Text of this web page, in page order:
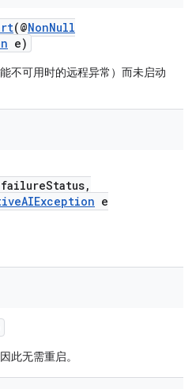
(@NonNull
e)
不可用时的远程异常）而未启动
failureStatus,
e
此无需重启。